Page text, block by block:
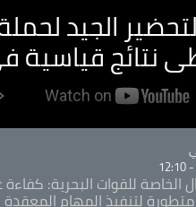
الجيد
نتائج قياسية
الخاصة للقوات البحرية: كفاءة
لتنفيذ المهام المعقدة